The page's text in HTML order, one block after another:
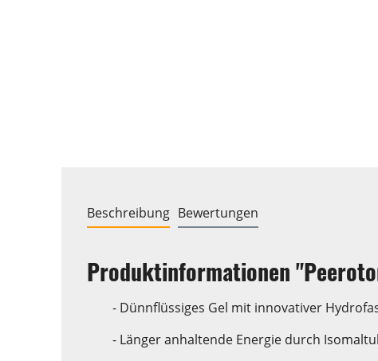
Beschreibung Bewertungen
Produktinformationen
- Dünnflüssiges Gel mit innovativer
- Länger anhaltende Energie durch